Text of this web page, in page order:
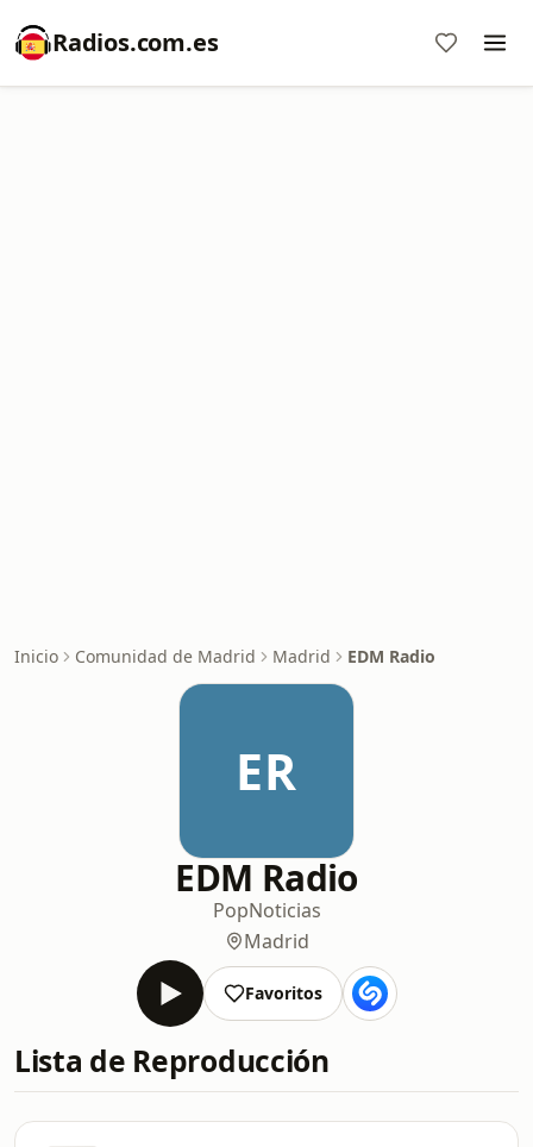
Radios.com.es
Inicio Comunidad de Madrid Madrid EDM Radio
ER
EDM Radio
PopNoticias
Madrid
Favoritos
Lista de Reproducción